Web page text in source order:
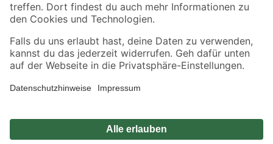
Alle Preisangaben in EUR inkl. gesetzl. MwSt.. Die dargestellten Angebote sind unter
Umständen nicht in allen Märkten verfügbar. Die angegebenen Verfügbarkeiten beziehen
Produkte nur solange der Vorrat reicht.
*Paketversand ab 59 € versandkostenfrei, gilt nicht für Artikel mit Speditionsversand, hier
Privatsphäre Impressum
Nutzungsbedingungen
Widerrufsrecht Vertrag widerrufen